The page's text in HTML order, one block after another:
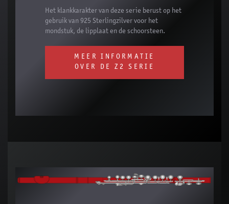
Het klankkarakter van deze serie berust op het
gebruik van 925 Sterlingzilver voor het
mondstuk, de lipplaat en de schoorsteen.
MEER INFORMATIE
OVER DE Z2 SERIE